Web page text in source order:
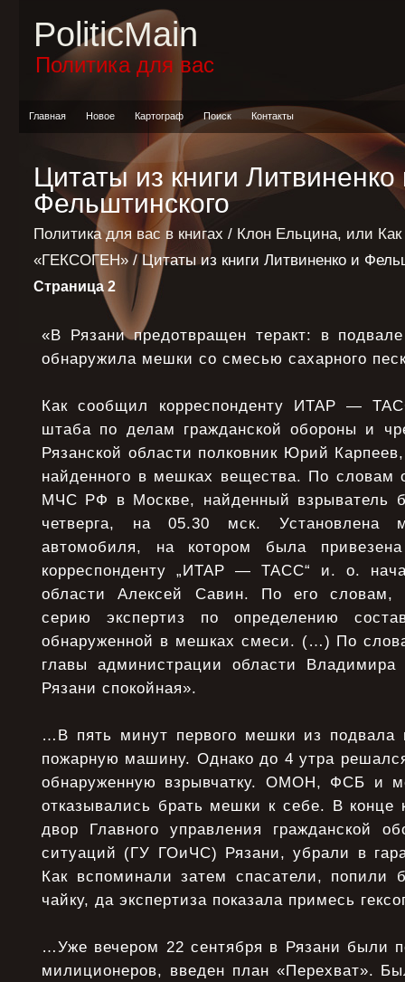
PoliticMain
Политика для вас
Главная Новое Картограф Поиск Контакты
Цитаты из книги Литвиненко
Фельштинского
Политика для вас в книгах / Клон Ельцина, или
«ГЕКСОГЕН» / Цитаты из книги Литвиненко и
Страница 2
«В Рязани предотвращен теракт: в
обнаружила мешки со смесью сахарного
Как сообщил корреспонденту ИТАР —
штаба по делам гражданской обороны и
Рязанской области полковник Юрий
найденного в мешках вещества. По словам
МЧС РФ в Москве, найденный взрыватель
четверга, на 05.30 мск.
автомобиля, на котором была
корреспонденту „ИТАР — ТАСС“ и. о.
области Алексей Савин. По его словам,
серию экспертиз по определению
обнаруженной в мешках смеси. (…) По
главы администрации области Владимира
Рязани спокойная».
…В пять минут первого мешки из подвала
пожарную машину. Однако до 4 утра
обнаруженную взрывчатку. ОМОН, ФСБ и
отказывались брать мешки к себе. В конце
двор Главного управления гражданской
ситуаций (ГУ ГОиЧС) Рязани, убрали в
Как вспоминали затем спасатели,
чайку, да экспертиза показала примесь
…Уже вечером 22 сентября в Рязани были
милиционеров, введен план «Перехват».